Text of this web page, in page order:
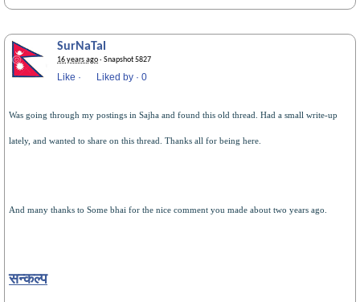
SurNaTal
16 years ago· Snapshot 5827
Like · Liked by · 0
Was going through my postings in Sajha and found this old thread. Had a small write-up
lately, and wanted to share on this thread. Thanks all for being here.
And many thanks to Some bhai for the nice comment you made about two years ago.
सन्कल्प